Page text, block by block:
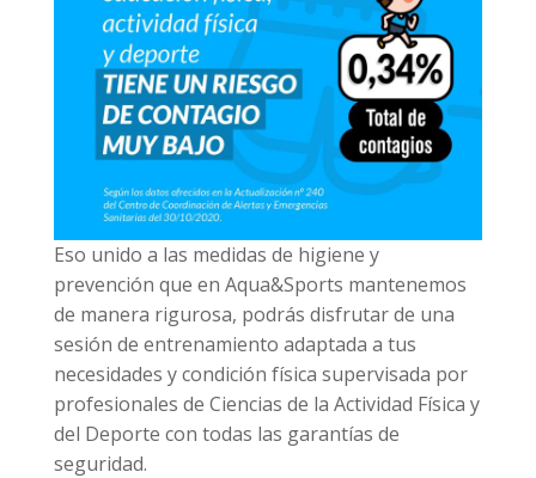
Eso unido a las medidas de higiene y
prevención que en Aqua&Sports mantenemos
de manera rigurosa, podrás disfrutar de una
sesión de entrenamiento adaptada a tus
necesidades y condición física supervisada por
profesionales de Ciencias de la Actividad Física y
del Deporte con todas las garantías de
seguridad.